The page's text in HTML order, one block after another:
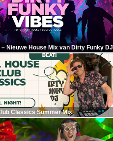
Nieuwe House Mix van Dirty Funky DJ
Classics Summer Mix